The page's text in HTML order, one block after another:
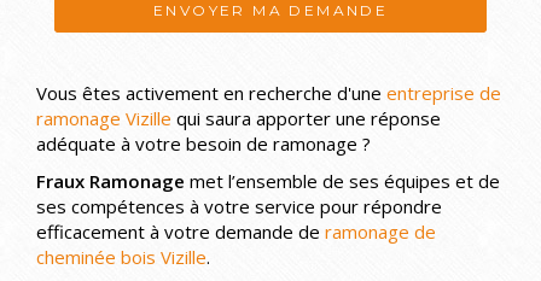
ENVOYER MA DEMANDE
Vous êtes activement en recherche d'une entreprise de
ramonage Vizille qui saura apporter une réponse
adéquate à votre besoin de ramonage ?
Fraux Ramonage met l’ensemble de ses équipes et de
ses compétences à votre service pour répondre
efficacement à votre demande de ramonage de
cheminée bois Vizille.